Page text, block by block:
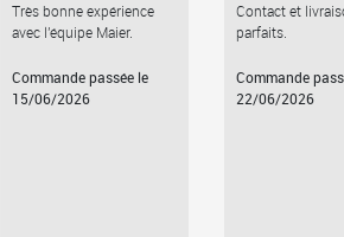
Très bonne expérience
avec l'équipe Maier.
Commande passée le
15/06/2026
Contact et
parfaits.
Commande
22/06/2026